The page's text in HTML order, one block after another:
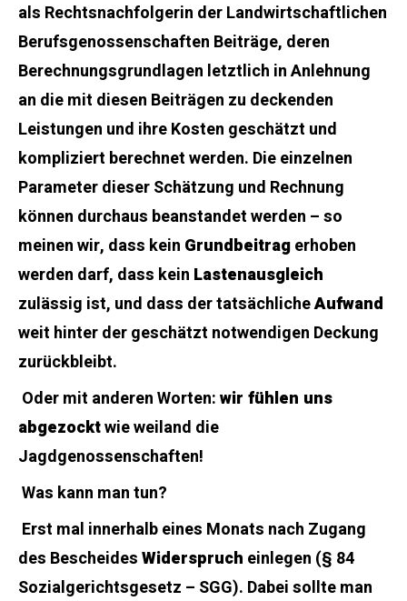
als Rechtsnachfolgerin der Landwirtschaftlichen
Berufsgenossenschaften Beiträge, deren
Berechnungsgrundlagen letztlich in Anlehnung
an die mit diesen Beiträgen zu deckenden
Leistungen und ihre Kosten geschätzt und
kompliziert berechnet werden. Die einzelnen
Parameter dieser Schätzung und Rechnung
können durchaus beanstandet werden – so
meinen wir, dass kein Grundbeitragerhoben
werden darf, dass kein Lastenausgleich
zulässig ist, und dass der tatsächlicheAufwand
weit hinter der geschätzt notwendigen Deckung
zurückbleibt.
Oder mit anderen Worten:wir fühlen uns
abgezocktwie weiland die
Jagdgenossenschaften!
Was kann man tun?
Erst mal innerhalb eines Monats nach Zugang
des BescheidesWiderspruch einlegen (§ 84
Sozialgerichtsgesetz – SGG). Dabei sollte man